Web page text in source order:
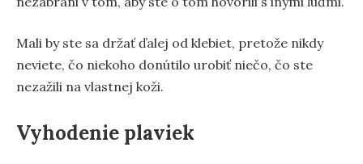
Mali by ste sa držať ďalej od klebiet, pretože nikdy
neviete, čo niekoho donútilo urobiť niečo, čo ste
nezažili na vlastnej koži.
Vyhodenie plaviek